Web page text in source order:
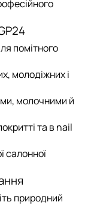
помітного
молодіжних і
молочними й
та в nail
салонної
природний